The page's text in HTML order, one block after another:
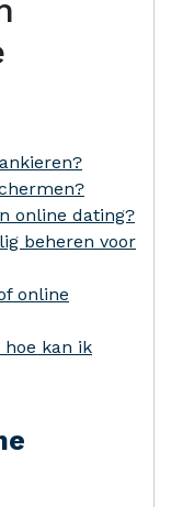
online dating?
beheren voor
online
kan ik